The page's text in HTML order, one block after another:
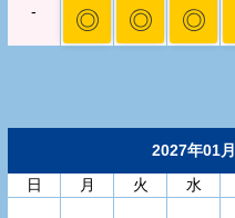
-
◎ ◎ ◎
2027年01月
日
月 火 水